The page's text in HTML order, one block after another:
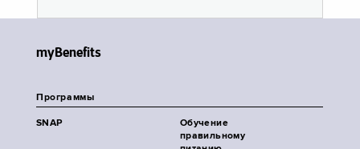
myBenefits
Программы
SNAP
Обучение
правильному